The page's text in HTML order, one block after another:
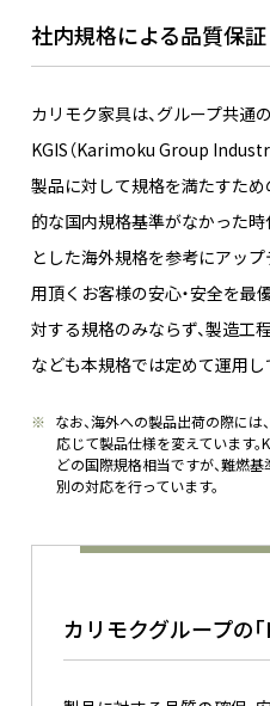
社内規格による品質保証
カリモク家具は、グループ共通
KGIS（Karimoku Group
製品に対して規格を満たすため
的な国内規格基準がなかった時
とした海外規格を参考にアッ
用頂くお客様の安心・安全を最
対する規格のみならず、製造工
なども本規格では定めて運用し
※ なお、海外への製品出荷の際に
応じて製品仕様を変えています。
どの国際規格相当ですが、難燃
別の対応を行っています。
カリモクグループの